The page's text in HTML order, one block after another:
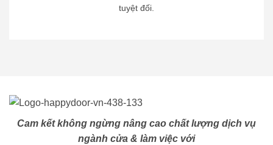
tuyệt đối.
Cam kết không ngừng nâng cao chất lượng dịch vụ
ngành cửa & làm việc với